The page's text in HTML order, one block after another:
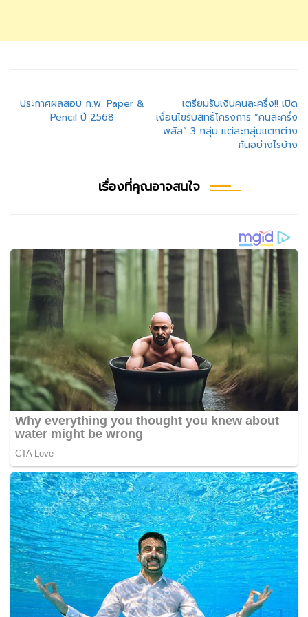
แนะแนว
เรื่อง
ประกาศผลสอบ ก.พ. Paper &
Pencil ปี 2568
เตรียมรับเงินคนละครึ่ง!! เปิด
เงื่อนไขรับสิทธิ์โครงการ “คนละครึ่ง
พลัส” 3 กลุ่ม แต่ละกลุ่มแตกต่าง
กันอย่างไรบ้าง
เรื่องที่คุณอาจสนใจ